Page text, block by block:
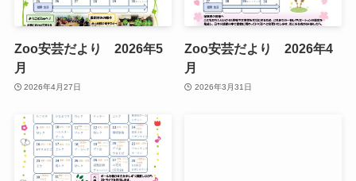
Zoo安芸だより 2026年5
月
2026年4月27日
Zoo安芸だより 2026年4
月
2026年3月31日